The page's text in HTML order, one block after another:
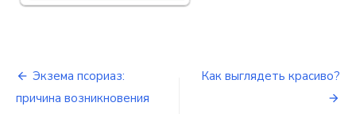
Навигация
Экзема псориаз:
причина возникновения
Как выглядеть красиво?